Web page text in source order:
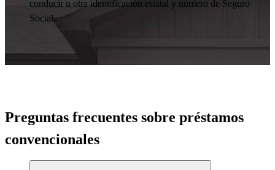
conducir u otra identificación estatal y número de Seguro
Social.
Preguntas frecuentes sobre préstamos
convencionales